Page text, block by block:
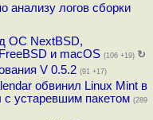
анализу логов сборки
ОС NextBSD,
и macOS (106 +19) ↻
V 0.5.2 (91 +17)
обвинил Linux Mint в
с устаревшим пакетом (289